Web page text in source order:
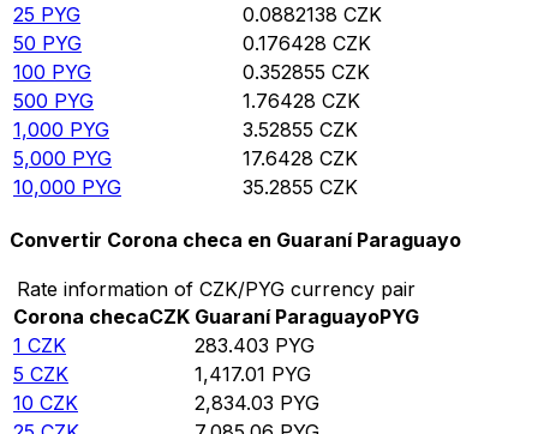
25 PYG 0.0882138 CZK
50 PYG 0.176428 CZK
100 PYG 0.352855 CZK
500 PYG 1.76428 CZK
1,000 PYG 3.52855 CZK
5,000 PYG 17.6428 CZK
10,000 PYG 35.2855 CZK
Convertir Corona checa en Guaraní Paraguayo
Rate information of CZK/PYG currency pair
Corona checaCZK Guaraní ParaguayoPYG
1 CZK 283.403 PYG
5 CZK 1,417.01 PYG
10 CZK 2,834.03 PYG